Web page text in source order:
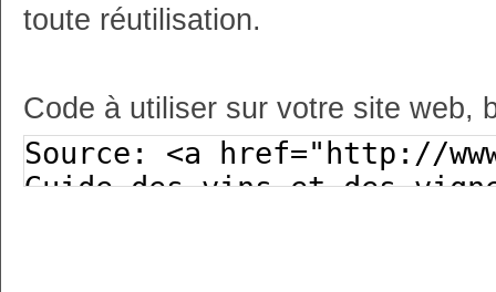
toute réutilisation.
Code à utiliser sur votre site web,